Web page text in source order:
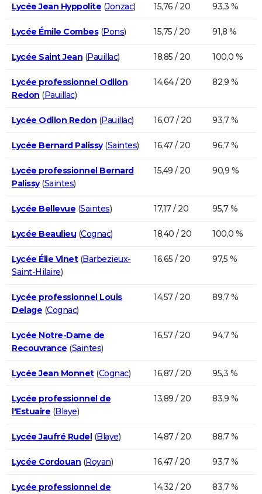
Lycée Jean Hyppolite (Jonzac) 15,76 / 20 93,3 %
Lycée Émile Combes(Pons) 15,75 / 20 91,8 %
Lycée Saint Jean (Pauillac) 18,85 / 20 100,0 %
Lycée professionnel Odilon
Redon (Pauillac)
14,64 / 20 82,9 %
Lycée Odilon Redon (Pauillac) 16,07 / 20 93,7 %
Lycée Bernard Palissy(Saintes) 16,47 / 20 96,7 %
Lycée professionnel Bernard
Palissy(Saintes)
15,49 / 20 90,9 %
Lycée Bellevue (Saintes) 17,17 / 20 95,7 %
Lycée Beaulieu (Cognac) 18,40 / 20 100,0 %
Lycée Élie Vinet(Barbezieux-
Saint-Hilaire)
16,65 / 20 97,5 %
Lycée professionnel Louis
Delage (Cognac)
14,57 / 20 89,7 %
Lycée Notre-Dame de
Recouvrance (Saintes)
16,57 / 20 94,7 %
Lycée Jean Monnet(Cognac) 16,87 / 20 95,3 %
Lycée professionnel de
l'Estuaire (Blaye)
13,89 / 20 83,9 %
Lycée Jaufré Rudel(Blaye) 14,87 / 20 88,7 %
Lycée Cordouan (Royan) 16,47 / 20 93,7 %
Lycée professionnel de 14,32 / 20 83,7 %